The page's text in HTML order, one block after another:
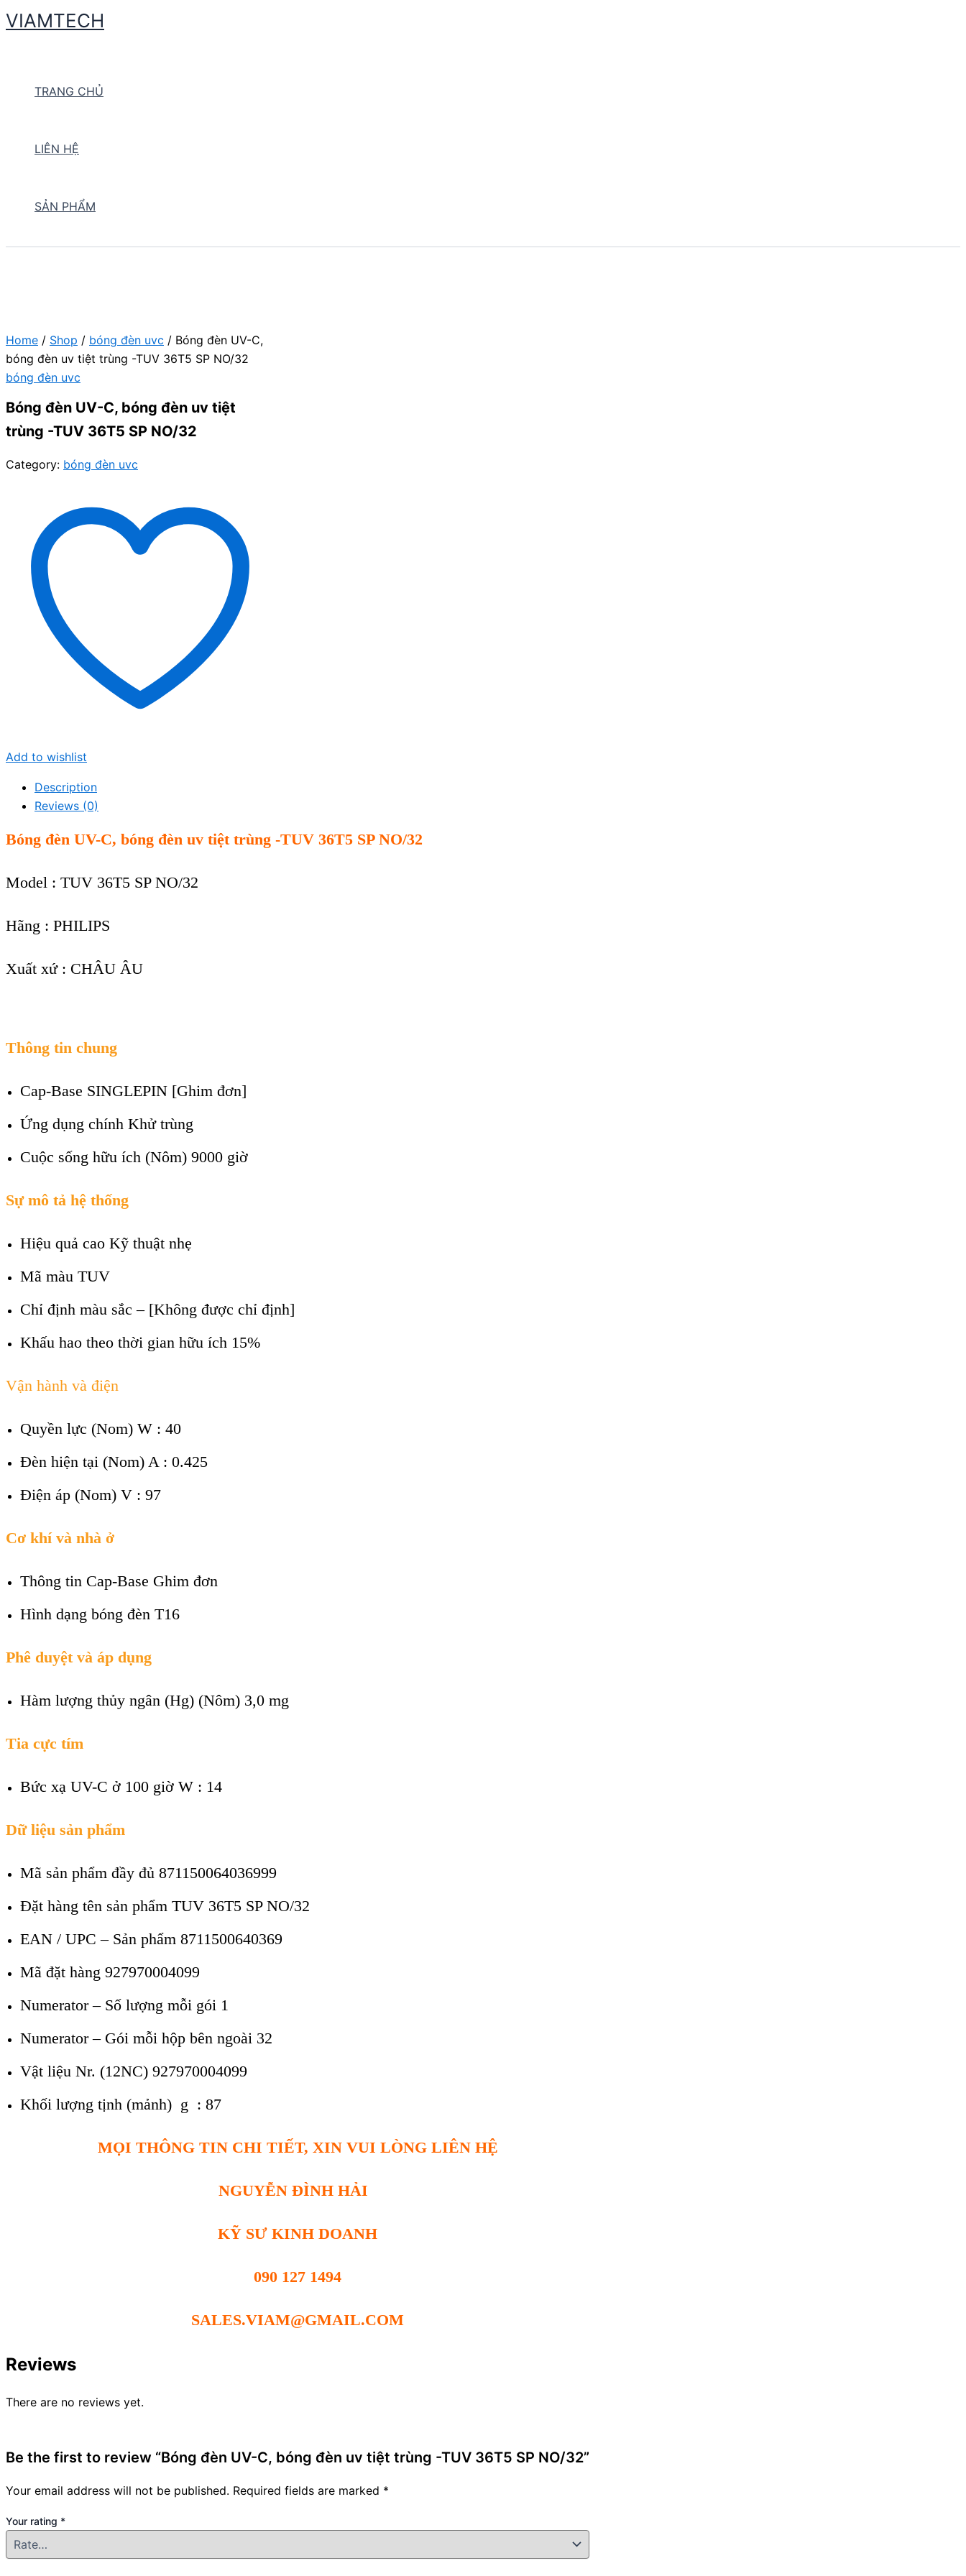
Skip
to
VIAMTECH
TRANG CHỦ
LIÊN HỆ
SẢN PHẨM
Home / Shop / bóng đèn uvc / Bóng đèn UV-C,
bóng đèn uv tiệt trùng -TUV 36T5 SP NO/32
bóng đèn uvc
Bóng đèn UV-C, bóng đèn uv tiệt
trùng -TUV 36T5 SP NO/32
Category: bóng đèn uvc
Add to wishlist
Description
Reviews (0)
Bóng đèn UV-C, bóng đèn uv tiệt trùng -TUV 36T5 SP NO/32
Model : TUV 36T5 SP NO/32
Hãng : PHILIPS
Xuất xứ : CHÂU ÂU
Thông tin chung
Cap-Base SINGLEPIN [Ghim đơn]
Ứng dụng chính Khử trùng
Cuộc sống hữu ích (Nôm) 9000 giờ
Sự mô tả hệ thống
Hiệu quả cao Kỹ thuật nhẹ
Mã màu TUV
Chỉ định màu sắc– [Không được chỉ định]
Khấu hao theo thời gian hữu ích 15%
Vận hành và điện
Quyền lực (Nom) W : 40
Đèn hiện tại (Nom) A : 0.425
Điện áp (Nom) V : 97
Cơ khí và nhà ở
Thông tin Cap-Base Ghim đơn
Hình dạng bóng đèn T16
Phê duyệt và áp dụng
Hàm lượng thủy ngân (Hg) (Nôm) 3,0 mg
Tia cực tím
Bức xạ UV-C ở 100 giờ W : 14
Dữ liệu sản phẩm
Mã sản phẩm đầy đủ 871150064036999
Đặt hàng tên sản phẩm TUV 36T5 SP NO/32
EAN / UPC – Sản phẩm 8711500640369
Mã đặt hàng 927970004099
Numerator – Số lượng mỗi gói 1
Numerator – Gói mỗi hộp bên ngoài 32
Vật liệu Nr. (12NC) 927970004099
Khối lượng tịnh (mảnh) g : 87
MỌI THÔNG TIN CHI TIẾT, XIN VUI LÒNG LIÊN HỆ
NGUYỄN ĐÌNH HẢI
KỸ SƯ KINH DOANH
090 127 1494
SALES.VIAM@GMAIL.COM
Reviews
There are no reviews yet.
Be the first to review “Bóng đèn UV-C, bóng đèn uv tiệt trùng -TUV 36T5 SP NO/32”
Your email address will not be published. Required fields are marked *
Your rating *